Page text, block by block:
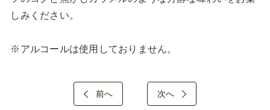
しみください。
※アルコールは使用しておりません。
前へ 次へ